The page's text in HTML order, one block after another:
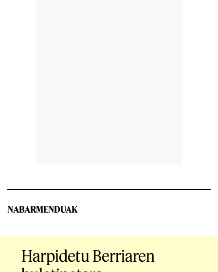
NABARMENDUAK
Harpidetu Berriaren